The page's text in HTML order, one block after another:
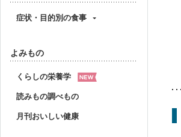
症状・目的別の食事
よみもの
くらしの栄養学
読みもの調べもの
月刊おいしい健康